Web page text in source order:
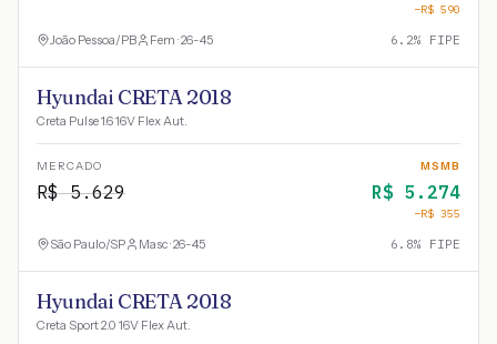
−R$ 590
João Pessoa/PB Fem · 26-45 6.2% FIPE
Hyundai CRETA 2018
Creta Pulse 1.6 16V Flex Aut.
MERCADO
R$5.629
MSMB
R$ 5.274
−R$ 355
São Paulo/SP Masc · 26-45 6.8% FIPE
Hyundai CRETA 2018
Creta Sport 2.0 16V Flex Aut.